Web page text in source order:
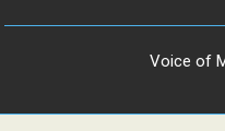
Voice of